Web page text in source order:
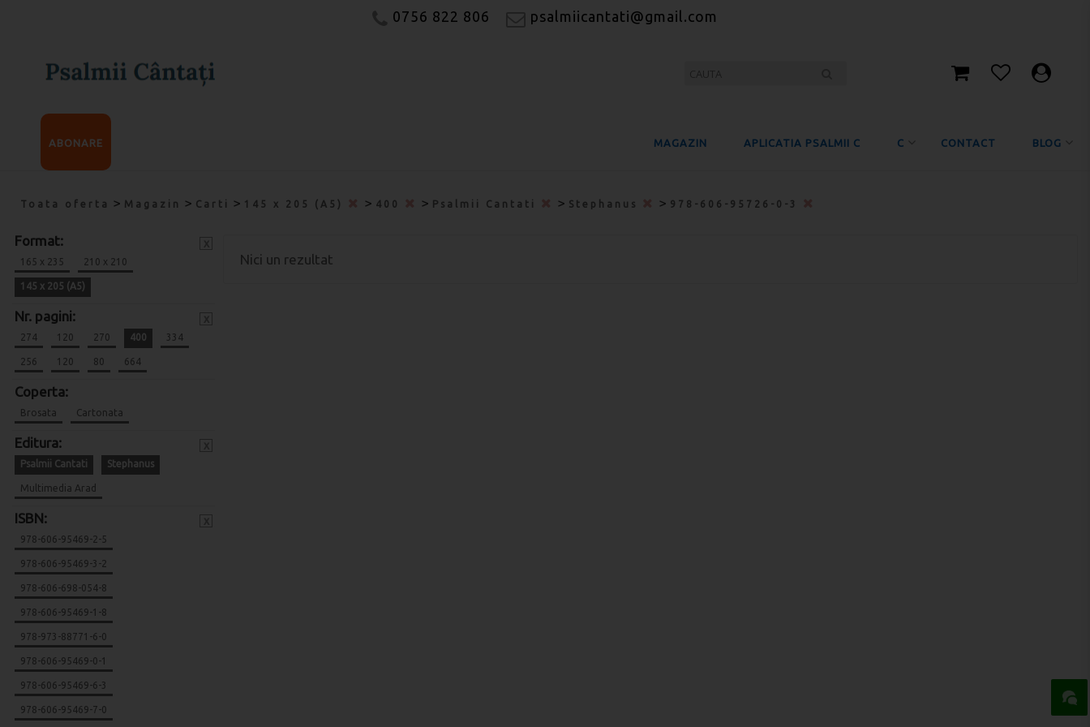
0756 822 806 psalmiicantati@gmail.com
MAGAZIN APLICATIA PSALMII C C CONTACT BLOG
ABONARE
Toata oferta > Magazin > Carti > 145 x 205 (A5) > 400 > Psalmii Cantati > Stephanus > 978-606-95726-0-3
Format:
165 x 235 210 x 210
145 x 205 (A5)
Nr. pagini:
274 120 270 400 334
256 120 80 664
Coperta:
Brosata Cartonata
Editura:
Psalmii Cantati Stephanus
Multimedia Arad
ISBN:
978-606-95469-2-5
978-606-95469-3-2
978-606-698-054-8
978-606-95469-1-8
978-973-88771-6-0
978-606-95469-0-1
978-606-95469-6-3
978-606-95469-7-0
Nici un rezultat